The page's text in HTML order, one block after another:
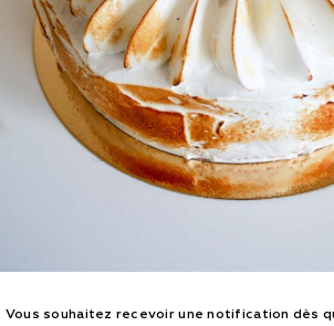
Vous souhaitez recevoir une notification dès